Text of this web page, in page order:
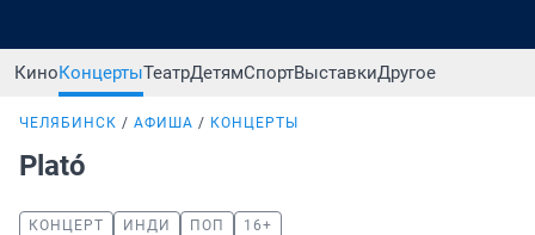
КиноКонцертыТеатрДетямСпортВыставкиДругое
ЧЕЛЯБИНСК АФИША КОНЦЕРТЫ
Plató
КОНЦЕРТ ИНДИ ПОП 16+